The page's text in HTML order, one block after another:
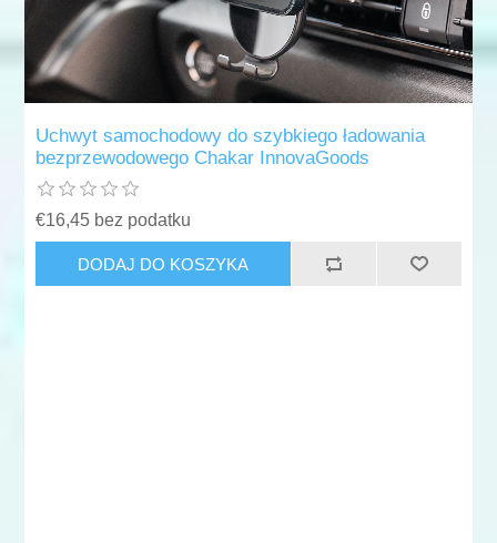
Uchwyt samochodowy do szybkiego ładowania
bezprzewodowego Chakar InnovaGoods
€16,45 bez podatku
DODAJ DO KOSZYKA